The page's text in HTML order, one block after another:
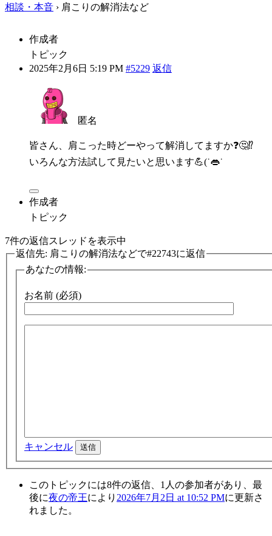
相談・本音 › 肩こりの解消法など
このトピックには8件の返信、1人の参加者があり、最
後に夜の帝王により 2026年7月2日 at 10:52 PMに更新さ
れました。
作成者
トピック
2025年2月6日 5:19 PM #5229 返信
匿名
皆さん、肩こった時どーやって解消してますか❓🤔⁉️
いろんな方法試して見たいと思います💪(˙👄˙
作成者
トピック
7件の返信スレッドを表示中
返信先: 肩こりの解消法などで#22743に返信
あなたの情報:
お名前 (必須)
キャンセル 送信